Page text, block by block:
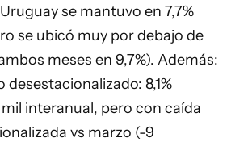
se mantuvo en 7,7%
se ubicó muy por debajo de
meses en 9,7%). Además:
desestacionalizado: 8,1%
interanual, pero con caída
vs marzo (-9